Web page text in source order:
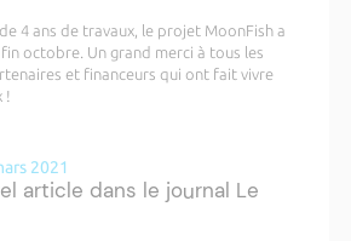
4 ans de travaux, le projet MoonFish a
octobre. Un grand merci à tous les
et financeurs qui ont fait vivre
!
2021
article dans le journal Le